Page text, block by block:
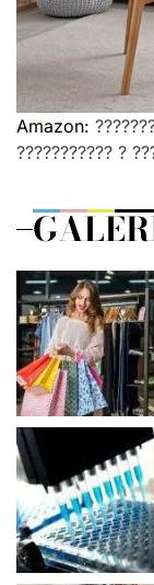
Amazon:
??????????? ?